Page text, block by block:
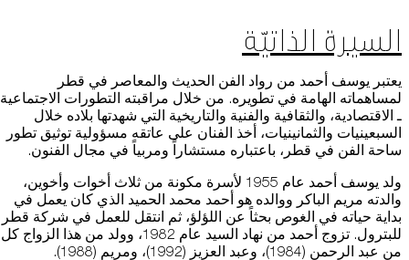
السيرة الذاتيّة
يعتبر يوسف أحمد من رواد الفن الحديث والمعاصر في قطر
لمساهماته الهامة في تطويره. من خلال مراقبته التطورات الاجتماعية
ـ الاقتصادية، والثقافية والفنية والتاريخية التي شهدتها بلاده خلال
السبعينيات والثمانينيات، أخذ الفنان على عاتقه مسؤولية توثيق تطور
ساحة الفن في قطر، باعتباره مستشاراً ومربياً في مجال الفنون.
ولد يوسف أحمد عام 1955 لأسرة مكونة من ثلاث أخوات وأخوين،
والدته مريم الباكر ووالده هو أحمد محمد الحميد الذي كان يعمل في
بداية حياته في الغوص بحثاً عن اللؤلؤ، ثم انتقل للعمل في شركة قطر
للبترول. تزوج أحمد من نهاد السيد عام 1982، وولد من هذا الزواج كل
من عبد الرحمن (1984)، وعبد العزيز (1992)، ومريم (1988).